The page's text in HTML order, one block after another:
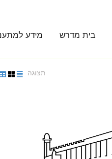
בית מדרש מידע
תצוגה